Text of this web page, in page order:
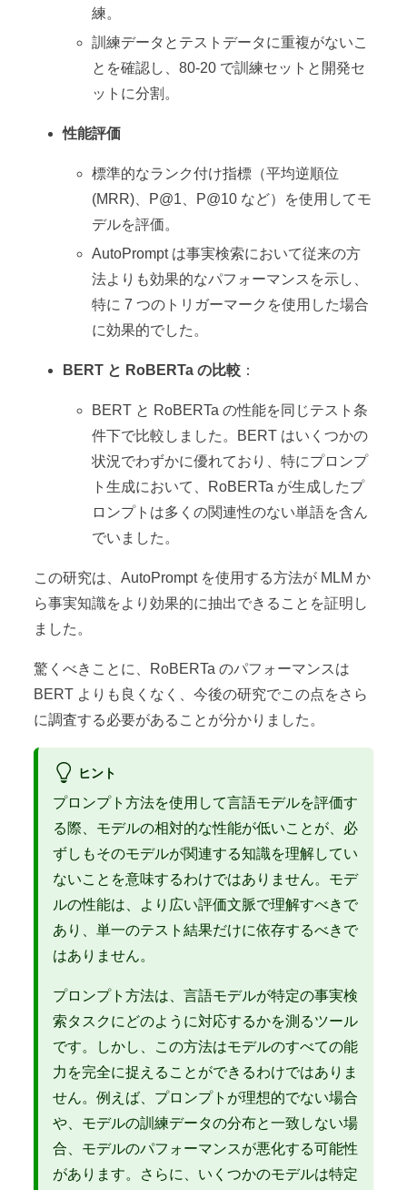
練。
訓練データとテストデータに重複がないこ
とを確認し、80-20 で訓練セットと開発セ
ットに分割。
性能評価
標準的なランク付け指標（平均逆順位
(MRR)、P@1、P@10 など）を使用してモ
デルを評価。
AutoPrompt は事実検索において従来の方
法よりも効果的なパフォーマンスを示し、
特に 7 つのトリガーマークを使用した場合
に効果的でした。
BERT と RoBERTa の比較 ：
BERT と RoBERTa の性能を同じテスト条
件下で比較しました。BERT はいくつかの
状況でわずかに優れており、特にプロンプ
ト生成において、RoBERTa が生成したプ
ロンプトは多くの関連性のない単語を含ん
でいました。
この研究は、AutoPrompt を使用する方法が MLM か
ら事実知識をより効果的に抽出できることを証明し
ました。
驚くべきことに、RoBERTa のパフォーマンスは
BERT よりも良くなく、今後の研究でこの点をさら
に調査する必要があることが分かりました。
ヒント
プロンプト方法を使用して言語モデルを評価す
る際、モデルの相対的な性能が低いことが、必
ずしもそのモデルが関連する知識を理解してい
ないことを意味するわけではありません。モデ
ルの性能は、より広い評価文脈で理解すべきで
あり、単一のテスト結果だけに依存するべきで
はありません。
プロンプト方法は、言語モデルが特定の事実検
索タスクにどのように対応するかを測るツール
です。しかし、この方法はモデルのすべての能
力を完全に捉えることができるわけではありま
せん。例えば、プロンプトが理想的でない場合
や、モデルの訓練データの分布と一致しない場
合、モデルのパフォーマンスが悪化する可能性
があります。さらに、いくつかのモデルは特定